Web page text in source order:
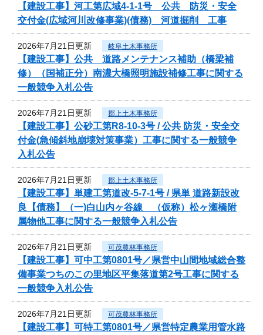
【建設工事】河工第広域4-1-1号 公共 防災・安全
交付金(広域河川改修事業)(債務) 河道掘削 工事
2026年7月21日更新 岐阜土木事務所
【建設工事】公共 道路メンテナンス補助（橋梁補
修）（国補正分）南濃大橋照明施設補修工事に関する
一般競争入札公告
2026年7月21日更新 郡上土木事務所
【建設工事】公砂工第R8-10-3号 / 公共 防災・安全交
付金(急傾斜地崩壊対策事業）工事に関する一般競争
入札公告
2026年7月21日更新 郡上土木事務所
【建設工事】単建工第道改-5-7-1号 / 県単 道路新設改
良【債務】（一)白山内ヶ谷線 （仮称）松ヶ瀬橋附
属物他工事に関する一般競争入札公告
2026年7月21日更新 可茂農林事務所
【建設工事】可中工第0801号／県営中山間地域総合整
備事業つちのこの里地区平集落道第2号工事に関する
一般競争入札公告
2026年7月21日更新 可茂農林事務所
【建設工事】可特工第0801号／県営特定農業用管水路